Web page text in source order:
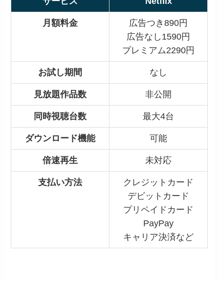
月額料金
広告つき890円
広告なし1590円
プレミアム2290円
お試し期間 なし
見放題作品数 非公開
同時視聴台数 最大4台
ダウンロード機能 可能
倍速再生 未対応
支払い方法
クレジットカード
デビットカード
プリペイドカード
PayPay
キャリア決済など